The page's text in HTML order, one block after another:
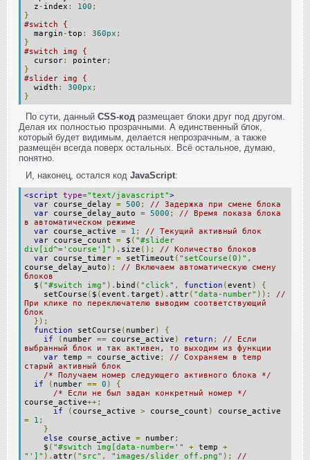
z - index : 100 ;
}
#switch {
margin -top : 360px ;
}
#switch img {
cursor: pointer;
}
#slider img {
width : 300px ;
}
По сути, данный CSS-код размещает блоки друг под другом.
Делая их полностью прозрачными. А единственный блок,
который будет видимым, делается непрозрачным, а также
размещён всегда поверх остальных. Всё остальное, думаю,
понятно.
И, наконец, остался код JavaScript:
<script type="text/javascript">
var course_delay = 500 ;
// Задержка при смене блока
var course_delay_auto = 5000 ;
// Время показа блока
в автоматическом режиме
var course_active = 1 ;
// Текущий активный блок
var course_count = $ ( "#slider
div[id^='course']" ). size ();
// Количество блоков
var course_timer = setTimeout ( "setCourse(0)" ,
course_delay_auto );
// Включаем автоматическую смену
блоков
$ ( "#switch img" ). bind ( "click" , function (event )
{
setCourse ( $ (event . target ). attr( "data-number" ));
//
При клике по переключателю выводим соответствующий
блок
});
function setCourse ( number)
{
if
( number == course_active ) return ;
// Если
выбранный блок и так активен, то выходим из функции
var temp = course_active ;
// Сохраняем в temp
старый активный блок
/* Получаем номер следующего активного блока */
if
( number == 0 )
{
/* Если не был задан конкретный номер */
course_active++;
if
( course_active > course_count )
course_active
=
1 ;
}
else course_active = number;
$ ( "#switch img[data-number='" + temp +
"']" ). attr( "src" , "images/slider_off.png" );
//